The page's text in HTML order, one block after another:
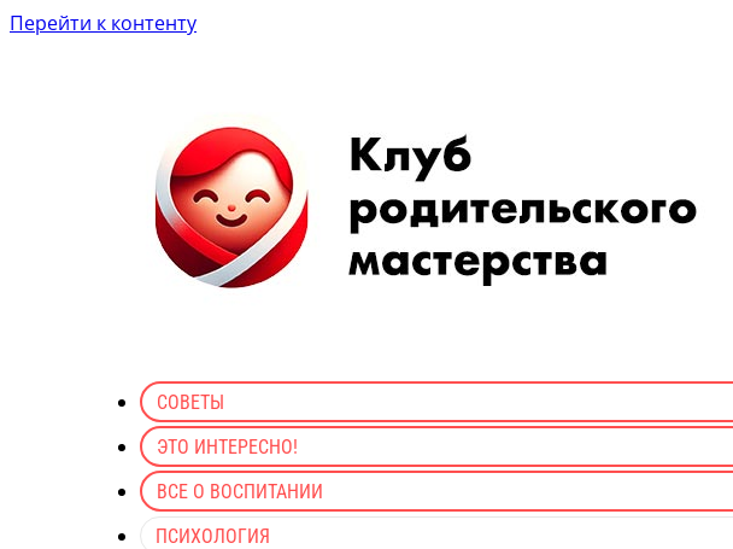
Перейти к контенту
СОВЕТЫ
ЭТО ИНТЕРЕСНО!
ВСЕ О ВОСПИТАНИИ
ПСИХОЛОГИЯ